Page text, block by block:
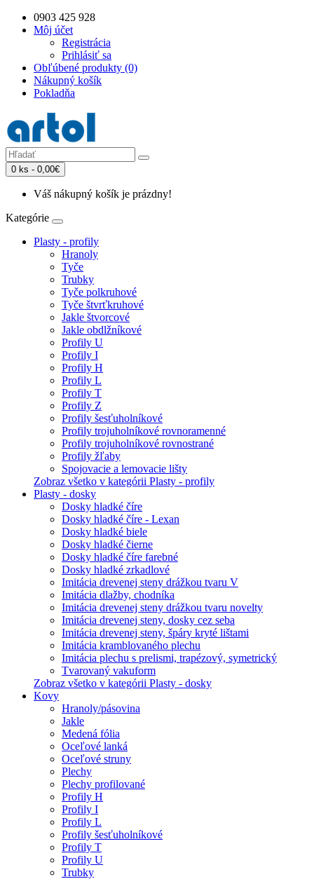
0903 425 928
Môj účet
Registrácia
Prihlásiť sa
Obľúbené produkty (0)
Nákupný košík
Pokladňa
0 ks - 0,00€
Váš nákupný košík je prázdny!
Kategórie
Plasty - profily
Hranoly
Tyče
Trubky
Tyče polkruhové
Tyče štvrťkruhové
Jakle štvorcové
Jakle obdlžníkové
Profily U
Profily I
Profily H
Profily L
Profily T
Profily Z
Profily šesťuholníkové
Profily trojuholníkové rovnoramenné
Profily trojuholníkové rovnostrané
Profily žľaby
Spojovacie a lemovacie lišty
Zobraz všetko v kategórii Plasty - profily
Plasty - dosky
Dosky hladké číre
Dosky hladké číre - Lexan
Dosky hladké biele
Dosky hladké čierne
Dosky hladké číre farebné
Dosky hladké zrkadlové
Imitácia drevenej steny drážkou tvaru V
Imitácia dlažby, chodníka
Imitácia drevenej steny drážkou tvaru novelty
Imitácia drevenej steny, dosky cez seba
Imitácia drevenej steny, špáry kryté lištami
Imitácia kramblovaného plechu
Imitácia plechu s prelismi, trapézový, symetrický
Tvarovaný vakuform
Zobraz všetko v kategórii Plasty - dosky
Kovy
Hranoly/pásovina
Jakle
Medená fólia
Oceľové lanká
Oceľové struny
Plechy
Plechy profilované
Profily H
Profily I
Profily L
Profily šesťuholníkové
Profily T
Profily U
Trubky